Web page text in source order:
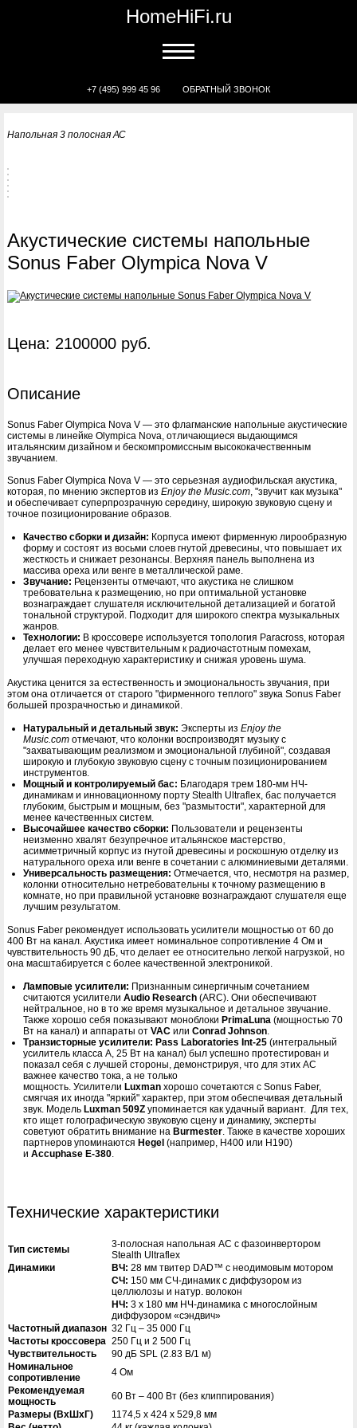
HomeHiFi.ru
+7 (495) 999 45 96 ОБРАТНЫЙ ЗВОНОК
Напольная 3 полосная АС
Акустические системы напольные
Sonus Faber Olympica Nova V
Цена: 2100000 руб.
Описание
Sonus Faber Olympica Nova V — это флагманские напольные акустические
системы в линейке Olympica Nova, отличающиеся выдающимся
итальянским дизайном и бескомпромиссным высококачественным
звучанием.
Sonus Faber Olympica Nova V — это серьезная аудиофильская акустика,
которая, по мнению экспертов изEnjoy the Music.com, "звучит как музыка"
и обеспечивает суперпрозрачную середину, широкую звуковую сцену и
точное позиционирование образов.
Качество сборки и дизайн: Корпуса имеют фирменную лирообразную
форму и состоят из восьми слоев гнутой древесины, что повышает их
жесткость и снижает резонансы. Верхняя панель выполнена из
массива ореха или венге в металлической раме.
Звучание: Рецензенты отмечают, что акустика не слишком
требовательна к размещению, но при оптимальной установке
вознаграждает слушателя исключительной детализацией и богатой
тональной структурой. Подходит для широкого спектра музыкальных
жанров.
Технологии: В кроссовере используется топология Paracross, которая
делает его менее чувствительным к радиочастотным помехам,
улучшая переходную характеристику и снижая уровень шума.
Акустика ценится за естественность и эмоциональность звучания, при
этом она отличается от старого "фирменного теплого" звука Sonus Faber
большей прозрачностью и динамикой.
Натуральный и детальный звук: Эксперты изEnjoy the
Music.com отмечают, что колонки воспроизводят музыку с
"захватывающим реализмом и эмоциональной глубиной", создавая
широкую и глубокую звуковую сцену с точным позиционированием
инструментов.
Мощный и контролируемый бас: Благодаря трем 180-мм НЧ-
динамикам и инновационному порту Stealth Ultraflex, бас получается
глубоким, быстрым и мощным, без "размытости", характерной для
менее качественных систем.
Высочайшее качество сборки: Пользователи и рецензенты
неизменно хвалят безупречное итальянское мастерство,
асимметричный корпус из гнутой древесины и роскошную отделку из
натурального ореха или венге в сочетании с алюминиевыми деталями.
Универсальность размещения: Отмечается, что, несмотря на размер,
колонки относительно нетребовательны к точному размещению в
комнате, но при правильной установке вознаграждают слушателя еще
лучшим результатом.
Sonus Faber рекомендует использовать усилители мощностью от 60 до
400 Вт на канал. Акустика имеет номинальное сопротивление 4 Ом и
чувствительность 90 дБ, что делает ее относительно легкой нагрузкой, но
она масштабируется с более качественной электроникой.
Ламповые усилители: Признанным синергичным сочетанием
считаются усилителиAudio Research (ARC). Они обеспечивают
нейтральное, но в то же время музыкальное и детальное звучание.
Также хорошо себя показывают моноблоки PrimaLuna (мощностью 70
Вт на канал) и аппараты отVAC илиConrad Johnson.
Транзисторные усилители: Pass Laboratories Int-25 (интегральный
усилитель класса А, 25 Вт на канал) был успешно протестирован и
показал себя с лучшей стороны, демонстрируя, что для этих АС
важнее качество тока, а не только
мощность.Усилители Luxman хорошо сочетаются с Sonus Faber,
смягчая их иногда "яркий" характер, при этом обеспечивая детальный
звук. Модель Luxman 509Z упоминается как удачный вариант.Для тех,
кто ищет голографическую звуковую сцену и динамику, эксперты
советуют обратить внимание на Burmester.Также в качестве хороших
партнеров упоминаются Hegel (например, H400 или H190)
иAccuphase E-380.
Технические характеристики
Тип системы
3-полосная напольная АС с фазоинвертором
Stealth Ultraflex
Динамики
ВЧ: 28 мм твитер DAD™ с неодимовым мотором
СЧ: 150 мм СЧ-динамик с диффузором из
целлюлозы и натур. волокон
НЧ: 3 x 180 мм НЧ-динамика с многослойным
диффузором «сэндвич»
Частотный диапазон 32 Гц – 35 000 Гц
Частоты кроссовера 250 Гц и 2 500 Гц
Чувствительность
90 дБ SPL (2.83 В/1 м)
Номинальное
сопротивление
4 Ом
Рекомендуемая
мощность
60 Вт – 400 Вт (без клиппирования)
Размеры (ВxШxГ)
1174,5 x 424 x 529,8 мм